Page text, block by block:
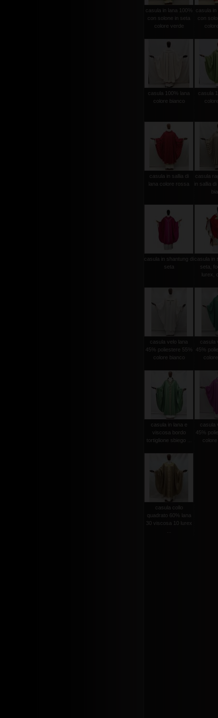
casula in lana 100%
con solone in seta
colore verde
casula in
con
casula 100% lana
colore bianco
casula
casula in sallia di
lana colore rossa
casula
in sallia
casula in shantung di
seta
casula in
seta,
lurex,
casula velo lana
45% poliestere 55%
colore bianco
casula
45%
casula in lana e
viscosa bordo
tortiglione sbiego ...
casula
45%
casula collo
quadrato 60% lana
30 viscosa 10 lurex